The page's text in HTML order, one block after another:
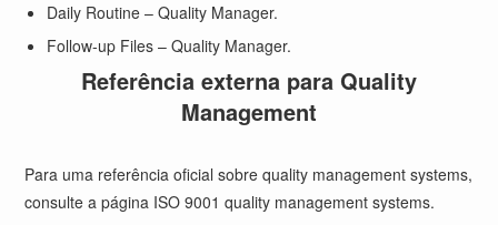
Daily Routine – Quality Manager.
Follow-up Files – Quality Manager.
Referência externa para Quality
Management
Para uma referência oficial sobre quality management systems,
consulte apágina ISO 9001 quality management systems.